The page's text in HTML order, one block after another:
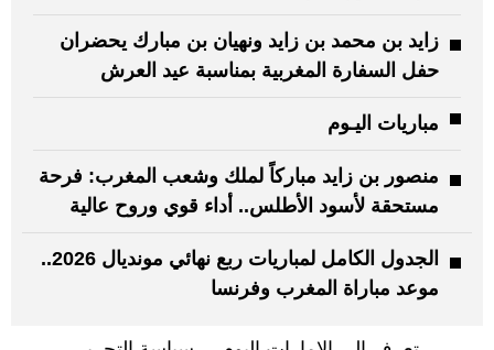
زايد بن محمد بن زايد ونهيان بن مبارك يحضران
حفل السفارة المغربية بمناسبة عيد العرش
مباريات اليـوم
منصور بن زايد مباركاً لملك وشعب المغرب: فرحة
مستحقة لأسود الأطلس.. أداء قوي وروح عالية
الجدول الكامل لمباريات ربع نهائي مونديال 2026..
موعد مباراة المغرب وفرنسا